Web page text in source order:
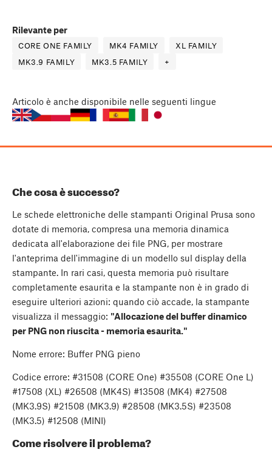
Rilevante per
CORE ONE FAMILY MK4 FAMILY
XL FAMILY
MK3.9 FAMILY
MK3.5 FAMILY +
Articolo è anche disponibile nelle seguenti lingue
Che cosa è successo?
Le schede elettroniche delle stampanti Original Prusa sono
dotate di memoria, compresa una memoria dinamica
dedicata all'elaborazione dei file PNG, per mostrare
l'anteprima dell'immagine di un modello sul display della
stampante. In rari casi, questa memoria può risultare
completamente esaurita e la stampante non è in grado di
eseguire ulteriori azioni: quando ciò accade, la stampante
visualizza il messaggio: "Allocazione del buffer dinamico
per PNG non riuscita - memoria esaurita."
Nome errore: Buffer PNG pieno
Codice errore: #31508 (CORE One) #35508 (CORE One L)
#17508 (XL) #26508 (MK4S) #13508 (MK4) #27508
(MK3.9S) #21508 (MK3.9) #28508 (MK3.5S) #23508
(MK3.5) #12508 (MINI)
Come risolvere il problema?